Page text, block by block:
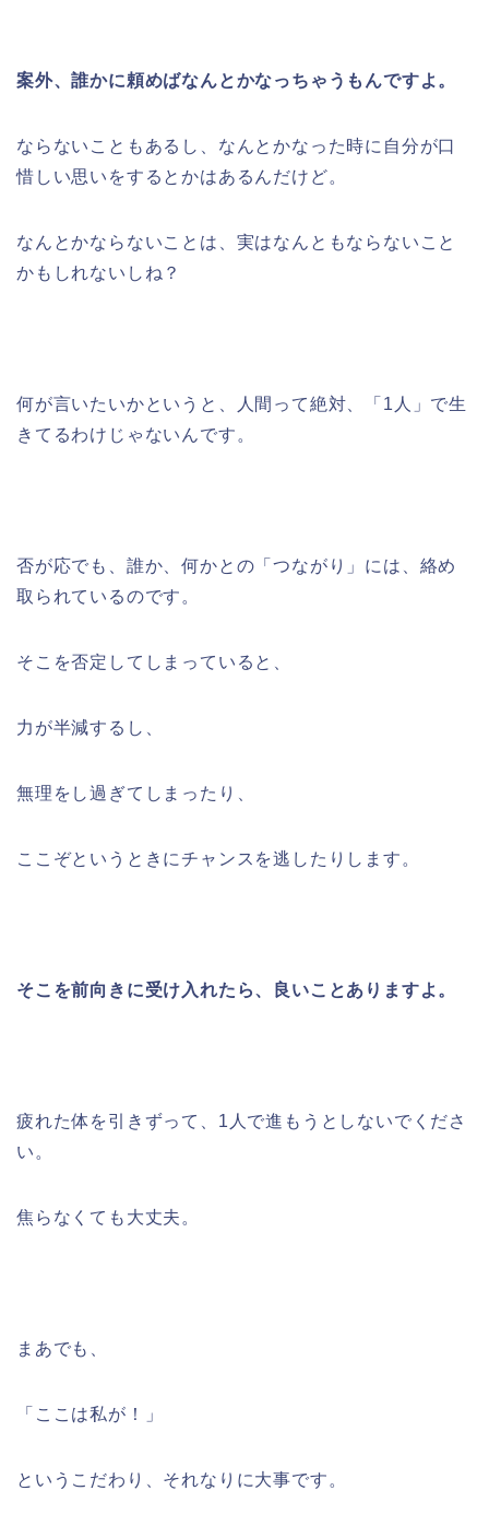
案外、誰かに頼めばなんとかなっちゃうもんですよ。
ならないこともあるし、なんとかなった時に自分が口
惜しい思いをするとかはあるんだけど。
なんとかならないことは、実はなんともならないこと
かもしれないしね？
何が言いたいかというと、人間って絶対、「1人」で生
きてるわけじゃないんです。
否が応でも、誰か、何かとの「つながり」には、絡め
取られているのです。
そこを否定してしまっていると、
力が半減するし、
無理をし過ぎてしまったり、
ここぞというときにチャンスを逃したりします。
そこを前向きに受け入れたら、良いことありますよ。
疲れた体を引きずって、1人で進もうとしないでくださ
い。
焦らなくても大丈夫。
まあでも、
「ここは私が！」
というこだわり、それなりに大事です。